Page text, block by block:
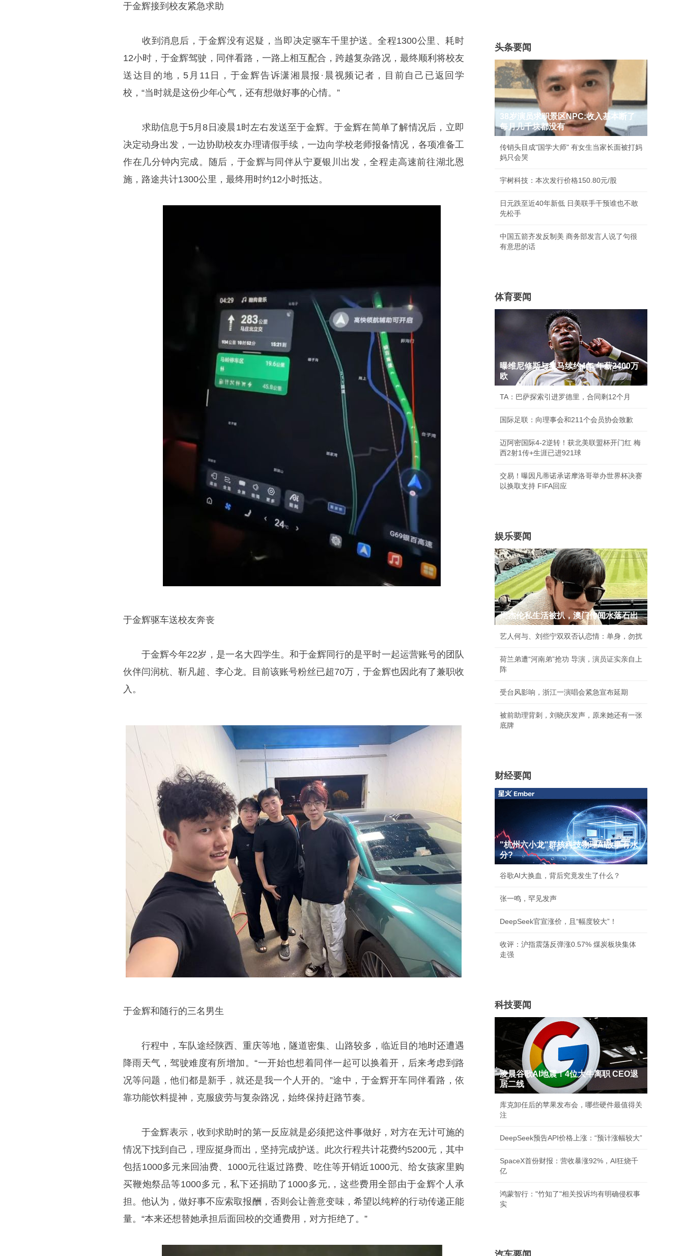
于金辉接到校友紧急求助
收到消息后，于金辉没有迟疑，当即决定驱车千里护送。全程1300公里、耗时
12小时，于金辉驾驶，同伴看路，一路上相互配合，跨越复杂路况，最终顺利将校友
送达目的地，5月11日，于金辉告诉潇湘晨报·晨视频记者，目前自己已返回学
校，“当时就是这份少年心气，还有想做好事的心情。”
求助信息于5月8日凌晨1时左右发送至于金辉。于金辉在简单了解情况后，立即
决定动身出发，一边协助校友办理请假手续，一边向学校老师报备情况，各项准备工
作在几分钟内完成。随后，于金辉与同伴从宁夏银川出发，全程走高速前往湖北恩
施，路途共计1300公里，最终用时约12小时抵达。
于金辉驱车送校友奔丧
于金辉今年22岁，是一名大四学生。和于金辉同行的是平时一起运营账号的团队
伙伴闫润杭、靳凡超、李心龙。目前该账号粉丝已超70万，于金辉也因此有了兼职收
入。
于金辉和随行的三名男生
行程中，车队途经陕西、重庆等地，隧道密集、山路较多，临近目的地时还遭遇
降雨天气，驾驶难度有所增加。“一开始也想着同伴一起可以换着开，后来考虑到路
况等问题，他们都是新手，就还是我一个人开的。”途中，于金辉开车同伴看路，依
靠功能饮料提神，克服疲劳与复杂路况，始终保持赶路节奏。
于金辉表示，收到求助时的第一反应就是必须把这件事做好，对方在无计可施的
情况下找到自己，理应挺身而出，坚持完成护送。此次行程共计花费约5200元，其中
包括1000多元来回油费、1000元往返过路费、吃住等开销近1000元、给女孩家里购
买鞭炮祭品等1000多元，私下还捐助了1000多元,，这些费用全部由于金辉个人承
担。他认为，做好事不应索取报酬，否则会让善意变味，希望以纯粹的行动传递正能
量。“本来还想替她承担后面回校的交通费用，对方拒绝了。”
头条要闻
38岁演员求职景区NPC:收入基本断了
每月几千块都没有
传销头目成"国学大师" 有女生当家长面被打妈
妈只会哭
宇树科技：本次发行价格150.80元/股
日元跌至近40年新低 日美联手干预谁也不敢
先松手
中国五箭齐发反制美 商务部发言人说了句很
有意思的话
体育要闻
曝维尼修斯与皇马续约4年 年薪2400万
欧
TA：巴萨探索引进罗德里，合同剩12个月
国际足联：向理事会和211个会员协会致歉
迈阿密国际4-2逆转！获北美联盟杯开门红 梅
西2射1传+生涯已进921球
交易！曝因凡蒂诺承诺摩洛哥举办世界杯决赛
以换取支持 FIFA回应
娱乐要闻
周杰伦私生活被扒，澳门传闻水落石出
艺人何与、刘些宁双双否认恋情：单身，勿扰
荷兰弟遭“河南弟”抢功 导演，演员证实亲自上
阵
受台风影响，浙江一演唱会紧急宣布延期
被前助理背刺，刘晓庆发声，原来她还有一张
底牌
财经要闻
"杭州六小龙"群核科技物理AI故事有水
分?
谷歌AI大换血，背后究竟发生了什么？
张一鸣，罕见发声
DeepSeek官宣涨价，且“幅度较大”！
收评：沪指震荡反弹涨0.57% 煤炭板块集体
走强
科技要闻
凌晨谷歌AI地震！4位大牛离职 CEO退
居二线
库克卸任后的苹果发布会，哪些硬件最值得关
注
DeepSeek预告API价格上涨：“预计涨幅较大”
SpaceX首份财报：营收暴涨92%，AI狂烧千
亿
鸿蒙智行："竹知了"相关投诉均有明确侵权事
实